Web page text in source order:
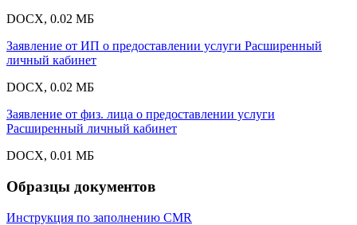
DOCX, 0.02 МБ
Заявление от ИП о предоставлении услуги Расширенный
личный кабинет
DOCX, 0.02 МБ
Заявление от физ. лица о предоставлении услуги
Расширенный личный кабинет
DOCX, 0.01 МБ
Образцы документов
Инструкция по заполнению CMR